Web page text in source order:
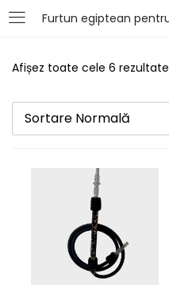
LOGIN
autentificare.
Îți amintești de mine
Afișez toate cele 6 rezultate
Sortare Normală